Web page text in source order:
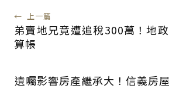
← 上一篇
弟賣地兄竟遭追稅300萬！地
算帳
遺囑影響房產繼承大！信義房